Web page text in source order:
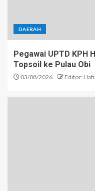
DAERAH
Pegawai UPTD KPH
Topsoil ke Pulau Obi
03/08/2026 Editor: